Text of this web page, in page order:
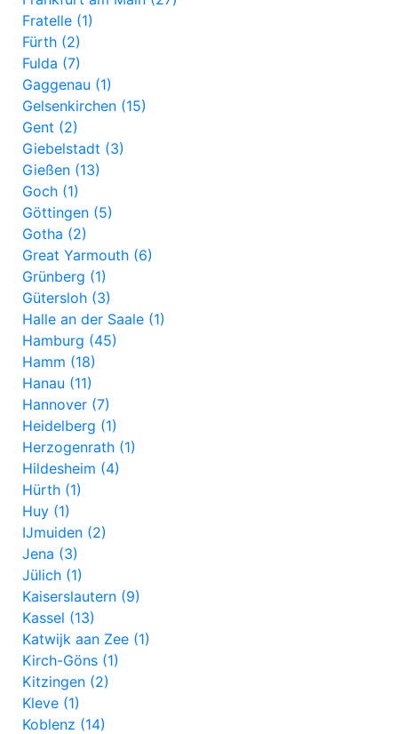
Fratelle (1)
Fürth (2)
Fulda (7)
Gaggenau (1)
Gelsenkirchen (15)
Gent (2)
Giebelstadt (3)
Gießen (13)
Goch (1)
Göttingen (5)
Gotha (2)
Great Yarmouth (6)
Grünberg (1)
Gütersloh (3)
Halle an der Saale (1)
Hamburg (45)
Hamm (18)
Hanau (11)
Hannover (7)
Heidelberg (1)
Herzogenrath (1)
Hildesheim (4)
Hürth (1)
Huy (1)
IJmuiden (2)
Jena (3)
Jülich (1)
Kaiserslautern (9)
Kassel (13)
Katwijk aan Zee (1)
Kirch-Göns (1)
Kitzingen (2)
Kleve (1)
Koblenz (14)